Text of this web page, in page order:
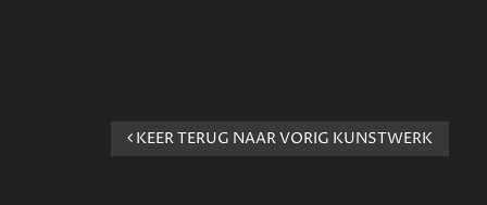
KEER TERUG NAAR VORIG KUNSTWERK